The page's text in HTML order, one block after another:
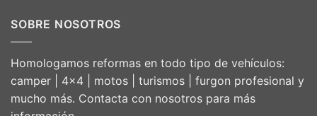
SOBRE NOSOTROS
Homologamos reformas en todo tipo de vehículos:
camper | 4×4 | motos | turismos | furgon profesional y
mucho más. Contacta con nosotros para más